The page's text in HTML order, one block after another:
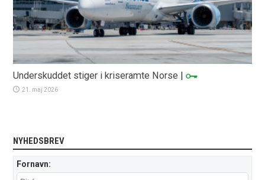
Underskuddet stiger i kriseramte Norse |
21. maj 2026
NYHEDSBREV
Fornavn: